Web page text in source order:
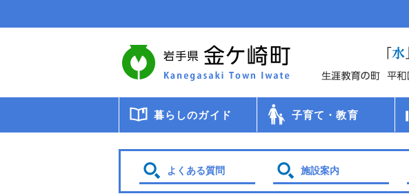
動
暮らしのガイド 子育て・教育
保育
よくある質問 施設案内